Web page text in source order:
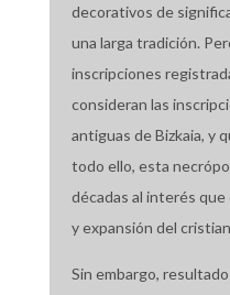
decorativos de
una larga tradición.
inscripciones
consideran las
antiguas de Bizkaia, y
todo ello, esta
décadas al interés
y expansión del
Sin embargo,